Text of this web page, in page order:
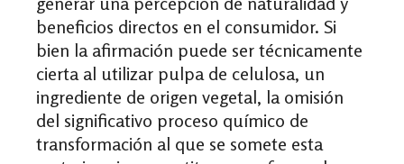
beneficios directos en el consumidor. Si
bien la afirmación puede ser técnicamente
cierta al utilizar pulpa de celulosa, un
ingrediente de origen vegetal, la omisión
del significativo proceso químico de
transformación al que se somete esta